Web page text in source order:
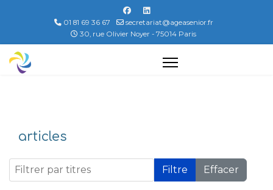
01 81 69 36 67
secretariat@ageasenior.fr
30, rue Olivier Noyer - 75014 Paris
articles
Filtrer par titres
Filtre Effacer